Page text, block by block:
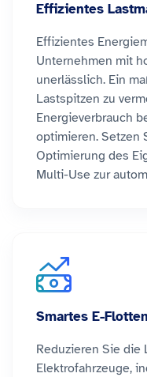
Effizientes
Effizientes
Unternehmen mit
unerlässlich. Ein
Lastspitzen zu
Energieverbrauch
optimieren. Setzen
Optimierung des
Multi-Use zur
Smartes E-
Reduzieren Sie
Elektrofahrzeuge,